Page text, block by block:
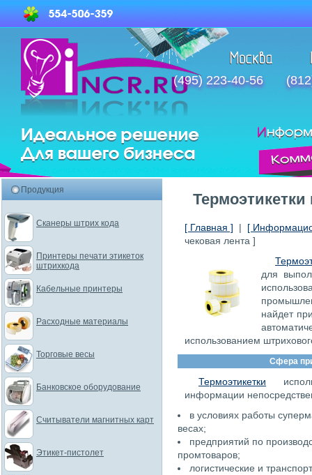
(495) 223-40-56
Термоэтикетки
[ Главная ] | [
чековая лента ]
для
найдет
использованием
Сфера
Термоэтикетки
информации
в условиях работы
весах;
предприятий по
промтоваров;
логистические и
Продукция
Сканеры штрих кода
Принтеры печати этикеток
штрихкода
Кабельные принтеры
Расходные материалы
Торговые весы
Банковское оборудование
Считыватели магнитных карт
Этикет-пистолет